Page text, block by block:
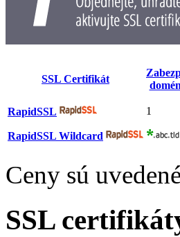
SSL Certifikát
domén
RapidSSL 1
RapidSSL Wildcard
Ceny sú
SSL